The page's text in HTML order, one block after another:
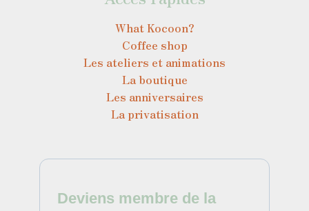
What Kocoon?
Coffee shop
Les ateliers et animations
La boutique
Les anniversaires
La privatisation
Deviens membre de la